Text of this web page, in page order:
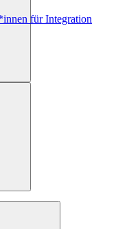
für Integration